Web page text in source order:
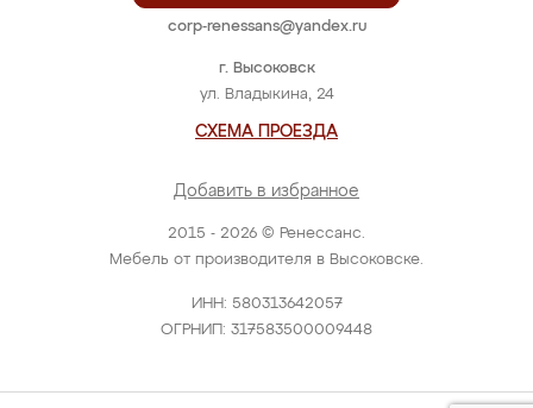
2015 - 2026 © Ренессанс.
Мебель от производителя в Высоковске.
ИНН: 580313642057
ОГРНИП: 317583500009448
г. Высоковск
ул. Владыкина, 24
СХЕМА ПРОЕЗДА
Добавить в избранное
corp-renessans@yandex.ru